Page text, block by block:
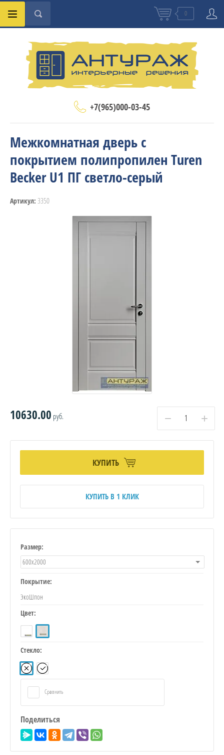
0
+7(965)000-03-45
Межкомнатная дверь с
покрытием полипропилен Turen
Becker U1 ПГ светло-серый
Артикул: 3350
10630.00 руб. − +
КУПИТЬ
КУПИТЬ В 1 КЛИК
Размер:
600х2000
Покрытие:
ЭкоШпон
Цвет:
Стекло:
Сравнить
Поделиться